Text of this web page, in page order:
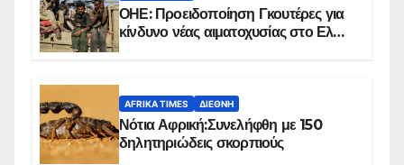
ΟΗΕ: Προειδοποίηση Γκουτέρες για
κίνδυνο νέας αιματοχυσίας στο Ελ
AFRIKA TIMES ΔΙΕΘΝΉ
Νότια Αφρική:Συνελήφθη με 150
δηλητηριώδεις σκορπιούς